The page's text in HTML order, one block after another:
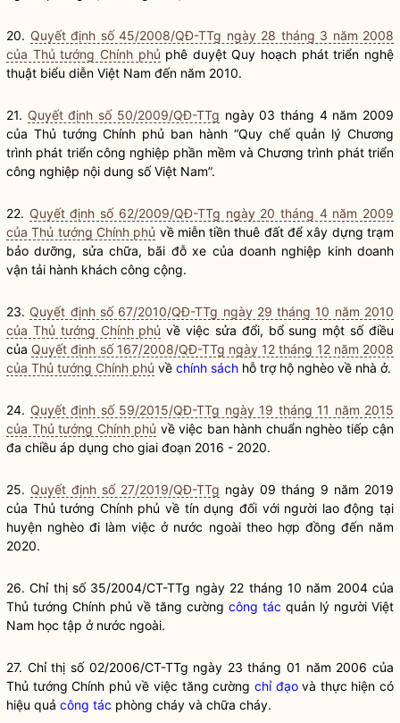
20. Quyết định số 45/2008/QĐ-TTg ngày 28 tháng 3 năm 2008
của Thủ tướng Chính phủ phê duyệt Quy hoạch phát triển nghệ
thuật biểu diễn Việt Nam đến năm 2010.
21. Quyết định số 50/2009/QĐ-TTg ngày 03 tháng 4 năm 2009
của Thủ tướng Chính phủ ban hành “Quy chếquản lýChương
trình phát triển công nghiệp phần mềm vàChương trình phát triển
công nghiệp nội dung số Việt Nam”.
22. Quyết định số 62/2009/QĐ-TTg ngày 20 tháng 4 năm 2009
của Thủ tướng Chính phủ về miễn tiền thuê đất để xây dựng trạm
bảo dưỡng, sửa chữa, bãi đỗ xe của doanh nghiệp kinh doanh
vận tải hành khách công cộng.
23. Quyết định số 67/2010/QĐ-TTg ngày 29 tháng 10 năm 2010
của Thủ tướng Chính phủ về việc sửa đổi, bổ sung một số điều
của Quyết định số 167/2008/QĐ-TTg ngày 12 tháng 12 năm 2008
của Thủ tướng Chính phủ về chính sách hỗ trợ hộ nghèo về nhà ở.
24. Quyết định số 59/2015/QĐ-TTg ngày 19 tháng 11 năm 2015
của Thủ tướng Chính phủ về việc ban hành chuẩn nghèo tiếp cận
đa chiều áp dụng cho giai đoạn 2016 - 2020.
25. Quyết định số 27/2019/QĐ-TTg ngày 09 tháng 9 năm 2019
của Thủ tướng Chính phủ về tín dụng đối với người lao động tại
huyện nghèo đi làm việc ở nước ngoài theo hợp đồng đến năm
2020.
26. Chỉ thị số 35/2004/CT-TTg ngày 22 tháng 10 năm 2004 của
Thủ tướng Chính phủ về tăng cường công tác quản lý người Việt
Nam học tập ở nước ngoài.
27. Chỉ thị số 02/2006/CT-TTg ngày 23 tháng 01 năm 2006 của
Thủ tướng Chính phủ về việc tăng cường chỉ đạovà thực hiện có
hiệu quả công tác phòng cháy và chữa cháy.